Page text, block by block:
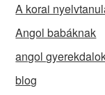
A korai
Angol babáknak
angol
blog